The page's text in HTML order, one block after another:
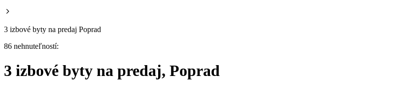
3 izbové byty na predaj Poprad
86 nehnuteľností:
3 izbové byty na predaj, Poprad